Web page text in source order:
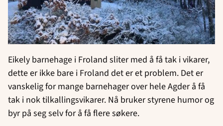
Eikely barnehage i Froland sliter med å få tak i vikarer,
dette er ikke bare i Froland det er et problem. Det er
vanskelig for mange barnehager over hele Agder å få
tak i nok tilkallingsvikarer. Nå bruker styrene humor og
byr på seg selv for å få flere søkere.